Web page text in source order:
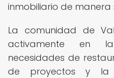
inmobiliario de manera
La comunidad de
activamente en
necesidades de
de proyectos y la